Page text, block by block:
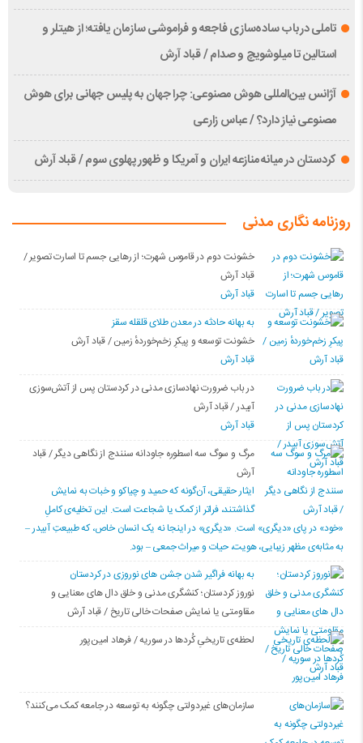
تاملی درباب سادەسازی فاجعە و فراموشی سازمان یافتە؛ از هیتلر و
استالین تا میلوشویچ و صدام / قباد آرش
آژانس بین‌المللی هوش مصنوعی: چرا جهان به پلیس جهانی برای هوش
مصنوعی نیاز دارد؟ / عباس زارعی
کردستان در میانه منازعە ایران و آمریکا و ظهور پهلوی سوم / قباد آرش
روزنامه نگاری مدنی
خشونت دوم در قاموس شهرت؛ از رهایی جسم تا اسارت تصویر /
قباد آرش
قباد آرش
بە بهانه حادثە در معدن طلای قلقله سقز
خشونت توسعه و پیکرِ زخم‌خوردهٔ زمین / قباد آرش
قباد آرش
در باب ضرورت نهادسازی مدنی در کردستان پس از آتش‌سوزی
آبیدر / قباد آرش
قباد آرش
مرگ و سوگ سه اسطوره جاودانه سنندج از نگاهی دیگر / قباد
آرش
ایثار حقیقی، آن‌گونه که حمید و چیاکو و خبات به نمایش
گذاشتند، فراتر از کمک یا شجاعت است. این تخلیه‌ی کاملِ
«خود» در پای «دیگری» است. «دیگری» در اینجا نه یک انسان خاص، که طبیعتِ آبیدر –
به مثابه‌ی مظهر زیبایی، هویت، حیات و میراث جمعی – بود.
به بهانه فراگیر شدن جشن های نوروزی در کردستان
نوروز کردستان؛ کنشگری مدنی و خلق دال های معنایی و
مقاومتی یا نمایش صفحات خالی تاریخ / قباد آرش
لحظه‌ی تاریخیِ کُردها در سوریه / فرهاد امین‌پور
سازمان‌های غیردولتی چگونه به توسعه در جامعه کمک می‌کنند؟